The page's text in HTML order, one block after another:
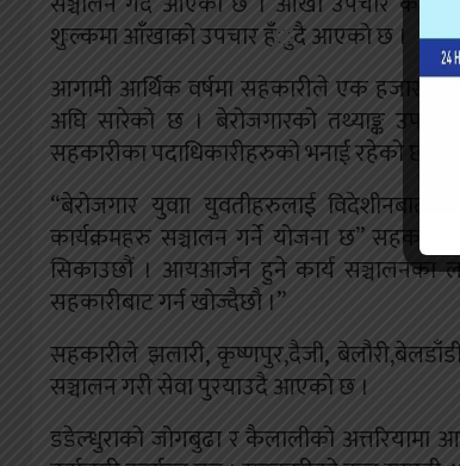
शुःल्कमा आँखाको उपचार हँुदै आएको छ ।
आगामी आर्थिक वर्षमा सहकारीले एक हजार
अघि सारेको छ । बेरोजगारको तथ्याङ्क
सहकारीका पदाधिकारीहरुको भनाई रहेको छ ।
“बेरोजगार युवाा युवतीहरुलाई
कार्यक्रमहरु सञ्चालन गर्ने योजना छ”
सिकाउछौं । आयआर्जन हुने कार्य सञ्चालनका
सहकारीबाट गर्न खोज्दैछौ ।”
सहकारीले झलारी, कृष्णपुर,दैजी,
सञ्चालन गरी सेवा पुरयाउदै आएको छ ।
डडेल्धुराको जोगबुढा र कैलालीको अत्तरियामा